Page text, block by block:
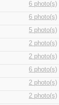
6 photo(s)
6 photo(s)
5 photo(s)
2 photo(s)
2 photo(s)
6 photo(s)
2 photo(s)
2 photo(s)